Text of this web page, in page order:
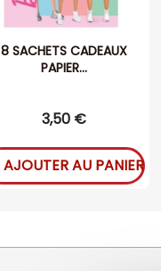
8 SACHETS CADEAUX
PAPIER...
3,50 €
AJOUTER AU PANIER